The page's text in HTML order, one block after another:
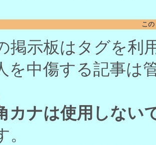
こ
掲示板はタグを利
を中傷する記事は
カナは使用しない
。